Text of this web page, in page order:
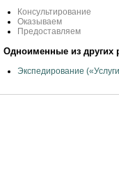
Консультирование
Оказываем
Предоставляем
Одноименные из других
Экспедирование